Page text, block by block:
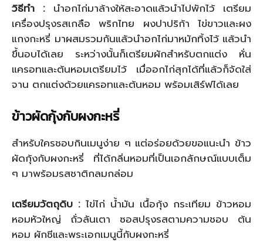
วิธีทำ : นำอกไก่มาล้างให้สะอาดแล้วนำไปพักไว้ เตรียม
เครื่องปรุงรสเกลือ พริกไทย ผงปาปริก้า ไข่ขาวและผง
แกงกะหรี่ มาผสมรวมกันแล้วนำอกไก่มาหมักทิ้งไว้ แล้วนำ
ขึ้นอบได้เลย ระหว่างนั้นก็เตรียมผักสำหรับตกแต่ง หั่น
แครอทและต้นหอมเตรียมไว้ เมื่ออกไก่สุกได้ที่แล้วก็จัดใส่
จาน ตกแต่งด้วยแครอทและต้นหอม พร้อมเสิร์ฟได้เลย
ข้าวผัดกุ้งกับผงกะหรี่
สำหรับใครชอบกินเมนูง่าย ๆ แต่อร่อยด้วยขอแนะนำ ข้าว
ผัดกุ้งกับผงกะหรี่ ที่ได้กลิ่นหอมที่เป็นเอกลักษณ์แบบเต็ม
ๆ มาพร้อมรสชาติกลมกล่อม
เตรียมวัตถุดิบ : ไข่ไก่ น้ำมัน เนื้อกุ้ง กระเทียม ข้าวหอม
หอมหัวใหญ่ ถั่วลันเตา ซอสปรุงรสตามความชอบ ต้น
หอม ผักชีและพระเอกเมนูนี้กับผงกะหรี่